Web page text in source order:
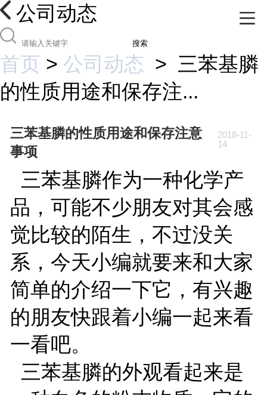
公司动态
搜索
首页 > 公司动态 > 三苯基膦
的性质用途和保存注...
三苯基膦的性质用途和保存注意
事项
2018-11-
14
三苯基膦作为一种化学产
品，可能不少朋友对其会感
觉比较的陌生，不过没关
系，今天小编就要来和大家
简单的介绍一下它，有兴趣
的朋友快跟着小编一起来看
一看吧。
三苯基膦的外观看起来是